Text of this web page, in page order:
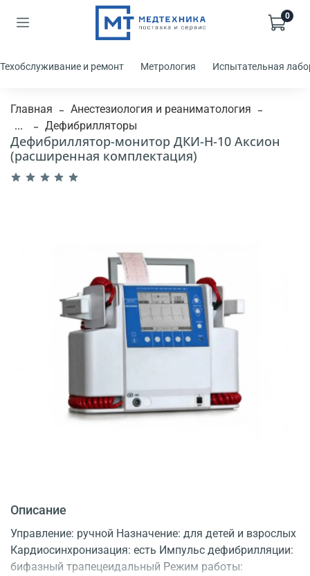
0
Техобслуживание и ремонт Метрология Испытательная
Главная
Анестезиология и реаниматология
...
Дефибрилляторы
Дефибриллятор-монитор ДКИ-Н-10 Аксион
(расширенная комплектация)
Описание
Управление: ручной Назначение: для детей и взрослых
Кардиосинхронизация: есть Импульс дефибрилляции:
бифазный трапецеидальный Режим работы: